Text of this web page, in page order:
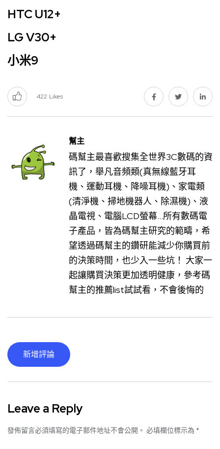
HTC U12+
LG V30+
小米9
422 Likes
幫主
碼幫主最喜歡搜集全世界3C數碼的資
訊了，舉凡音頻類(真無線藍牙耳
機、運動耳機、降噪耳機)、家電類
(清淨機、掃地機器人、除濕機)、液
晶電視、電腦LCD螢幕...所有數碼電
子產品，皆為碼幫主研究的範疇，希
望透過碼幫主的鑽研能減少你購買前
的決策時間，也少入一些坑！ 大家一
起讓購買決策更加透明健康，參考碼
幫主的推薦list試試看，不會後悔的
新增評論
Leave a Reply
發佈留言必須填寫的電子郵件地址不會公開。 必填欄位標示為 *